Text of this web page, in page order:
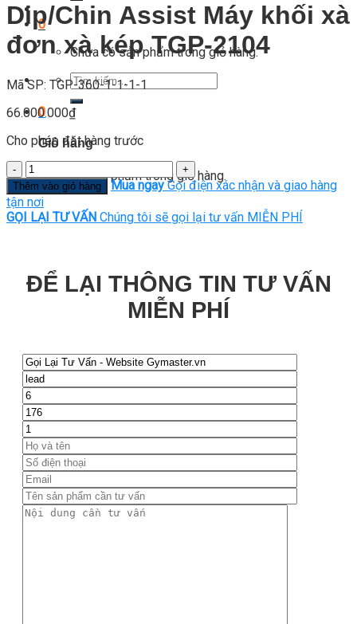
0
Chưa có sản phẩm trong giỏ hàng.
Tìm
kiếm:
0
Giỏ hàng
Chưa có sản phẩm trong giỏ hàng.
Dip/Chin Assist Máy khối xà
đơn xà kép TGP-2104
Mã SP: TGP-360-1-1-1-1
66.000.000₫
Cho phép đặt hàng trước
Số
lượng
Thêm vào giỏ hàng Mua ngay Gọi điện xác nhận và giao hàng
tận nơi
GỌI LẠI TƯ VẤN Chúng tôi sẽ gọi lại tư vấn MIỄN PHÍ
ĐỂ LẠI THÔNG TIN TƯ VẤN
MIỄN PHÍ